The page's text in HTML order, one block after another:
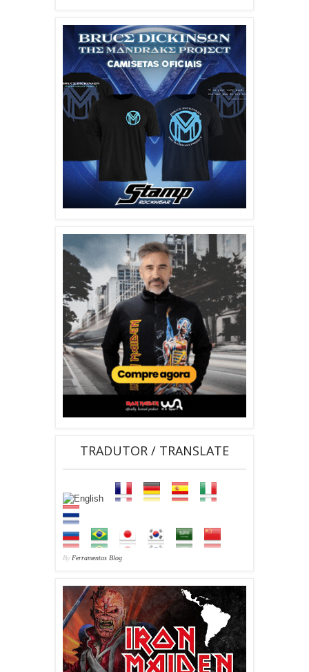
TRADUTOR / TRANSLATE
By Ferramentas Blog